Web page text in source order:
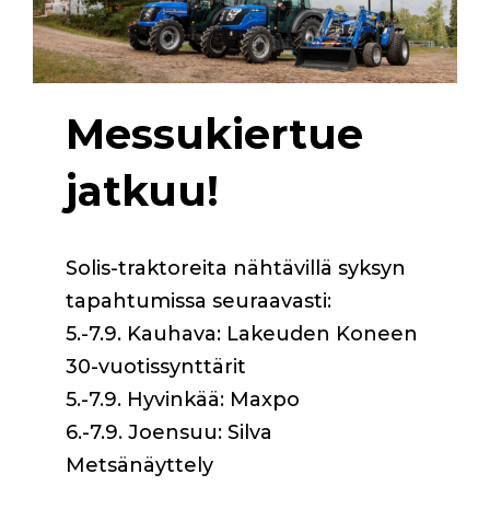
Messukiertue
jatkuu!
Solis-traktoreita nähtävillä syksyn
tapahtumissa seuraavasti:
5.-7.9. Kauhava: Lakeuden Koneen
30-vuotissynttärit
5.-7.9. Hyvinkää: Maxpo
6.-7.9. Joensuu: Silva
Metsänäyttely